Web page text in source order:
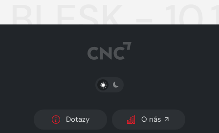
BLESK -
PŘEPNOUT SVĚTLÝ/TMAVÝ REŽIM
Dotazy O nás